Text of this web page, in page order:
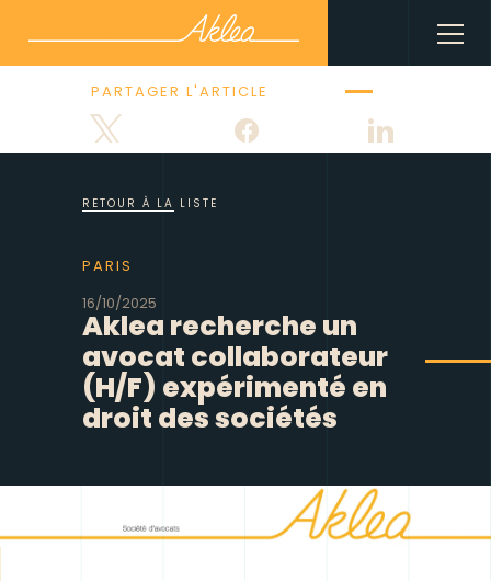
RETOUR À LA LISTE
PARIS
16/10/2025
Aklea recherche un
avocat collaborateur
(H/F) expérimenté en
droit des sociétés
PARTAGER L'ARTICLE
Partagez Partagez